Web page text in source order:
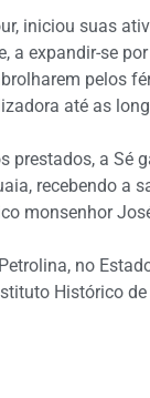
iniciou suas
a expandir-se
pelos
até as
prestados, a Sé
recebendo a
monsenhor
no
Histórico